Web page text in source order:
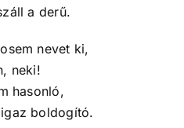
a derű.
nevet ki,
neki!
hasonló,
boldogító.